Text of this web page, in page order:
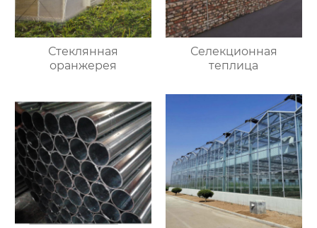
Стеклянная
оранжерея
Селекционная
теплица